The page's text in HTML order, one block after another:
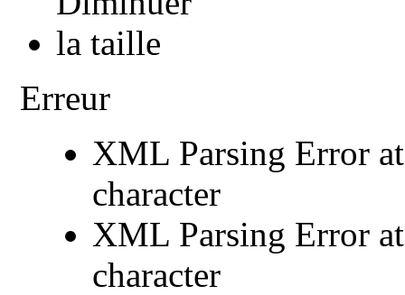
Erreur
XML Parsing Error
character
XML Parsing Error
character